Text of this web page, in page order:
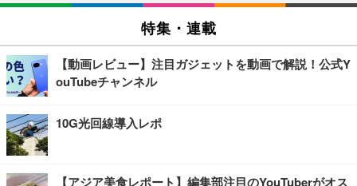
特集・連載
【動画レビュー】注目ガジェットを動画で解説！公式Y
ouTubeチャンネル
10G光回線導入レポ
【アジア美食レポート】編集部注目のYouTuberがオス